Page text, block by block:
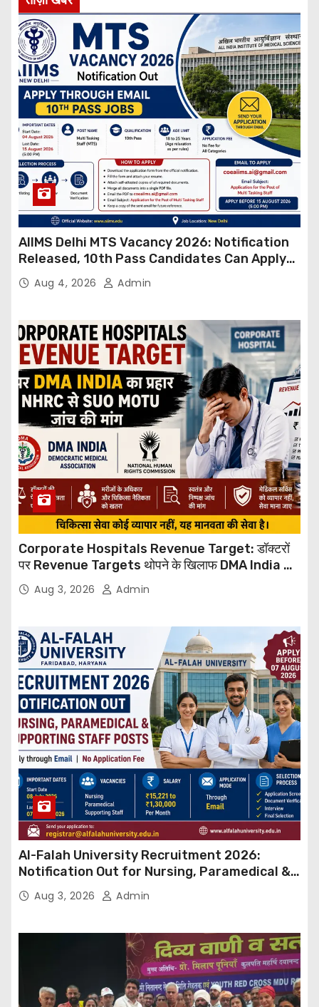
AIIMS Delhi MTS Vacancy 2026: Notification
Released, 10th Pass Candidates Can Apply
Through Email
Aug 4, 2026 Admin
Corporate Hospitals Revenue Target: डॉक्टरों
पर Revenue Targets थोपने के खिलाफ DMA India का
बड़ा कदम, NHRC से Suo Motu जांच की मांग
Aug 3, 2026 Admin
Al-Falah University Recruitment 2026:
Notification Out for Nursing, Paramedical &
Supporting Staff Posts, Apply Through Email
Aug 3, 2026 Admin